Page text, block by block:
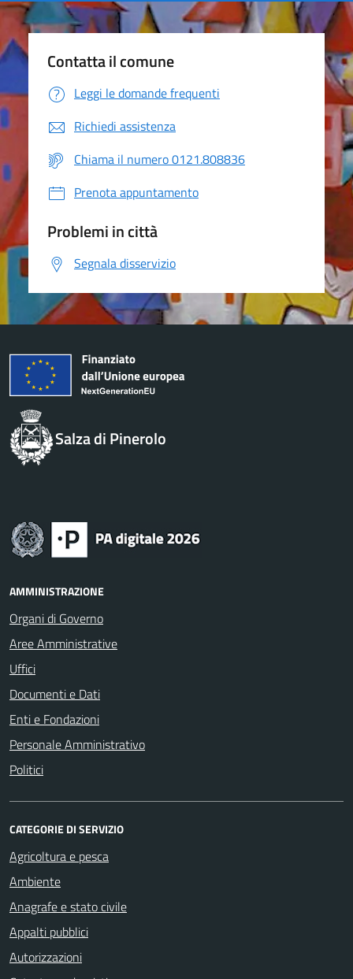
Contatta il comune
Leggi le domande frequenti
Richiedi assistenza
Chiama il numero 0121.808836
Prenota appuntamento
Problemi in città
Segnala disservizio
Salza di Pinerolo
AMMINISTRAZIONE
Organi di Governo
Aree Amministrative
Uffici
Documenti e Dati
Enti e Fondazioni
Personale Amministrativo
Politici
CATEGORIE DI SERVIZIO
Agricoltura e pesca
Ambiente
Anagrafe e stato civile
Appalti pubblici
Autorizzazioni